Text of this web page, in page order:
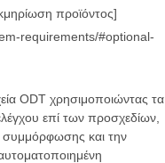
προϊόντος]
requirements/#optional-
ODT χρησιμοποιώντας τα
επί των προσχεδίων,
και την